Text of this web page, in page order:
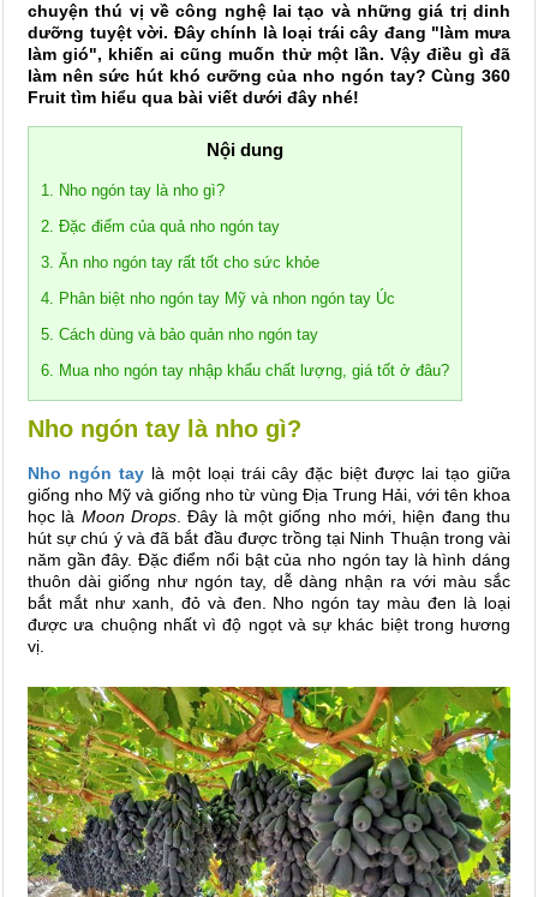
chuyện thú vị về công nghệ lai tạo và những giá trị dinh
dưỡng tuyệt vời. Đây chính là loại trái cây đang "làm mưa
làm gió", khiến ai cũng muốn thử một lần. Vậy điều gì đã
làm nên sức hút khó cưỡng của nho ngón tay? Cùng 360
Fruit tìm hiểu qua bài viết dưới đây nhé!
Nội dung
1. Nho ngón tay là nho gì?
2. Đặc điểm của quả nho ngón tay
3. Ăn nho ngón tay rất tốt cho sức khỏe
4. Phân biệt nho ngón tay Mỹ và nhon ngón tay Úc
5. Cách dùng và bảo quản nho ngón tay
6. Mua nho ngón tay nhập khẩu chất lượng, giá tốt ở đâu?
Nho ngón tay là nho gì?
Nho ngón taylà một loại trái cây đặc biệt được lai tạo giữa
giống nho Mỹ và giống nho từ vùng Địa Trung Hải, với tên khoa
học là Moon Drops . Đây là một giống nho mới, hiện đang thu
hút sự chú ý và đã bắt đầu được trồng tại Ninh Thuận trong vài
năm gần đây. Đặc điểm nổi bật của nho ngón tay là hình dáng
thuôn dài giống như ngón tay, dễ dàng nhận ra với màu sắc
bắt mắt như xanh, đỏ và đen. Nho ngón tay màu đen là loại
được ưa chuộng nhất vì độ ngọt và sự khác biệt trong hương
vị.